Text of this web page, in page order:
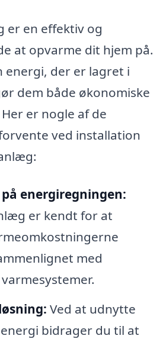
er en effektiv og
at opvarme dit hjem på.
energi, der er lagret i
dem både økonomiske
er nogle af de
ved installation
på energiregningen:
er kendt for at
med
Ved at udnytte
bidrager du til at